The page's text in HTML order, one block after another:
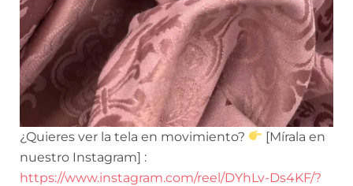
¿Quieres ver la tela en movimiento?
[Mírala en
nuestro Instagram] :
https://www.instagram.com/reel/DYhLv-Ds4KF/?